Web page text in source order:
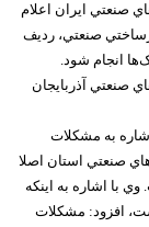
صنعتي ايران اعلام
صنعتي، رديف
انجام شود.
صنعتي آذربايجان
به مشکلات
صنعتي استان اصلا
با اشاره به اينکه
افزود: مشکلات